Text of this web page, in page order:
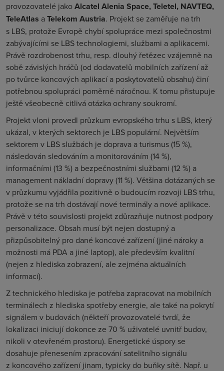
provozovatelé jakoAlcatel Alenia Space, Teletel, NAVTEQ,
TeleAtlas aTelekom Austria. Projekt se zaměřuje na trh
s LBS, protože Evropě chybí spolupráce mezi společnostmi
zabývajícími se LBS technologiemi, službami a aplikacemi.
Právě rozdrobenost trhu, resp. dlouhý řetězec vzájemně na
sobě závislých hráčů (od dodavatelů mobilních zařízení až
po tvůrce koncových aplikací a poskytovatelů obsahu) činí
potřebnou spolupráci poměrně náročnou. K tomu přistupuje
ještě všeobecně citlivá otázka ochrany soukromí.
Projekt vloni provedl průzkum evropského trhu s LBS, který
ukázal, v kterých sektorech je LBS populární. Největším
sektorem v LBS službách je doprava a turismus (15 %),
následován sledováním a monitorováním (14 %),
informačními (13 %) a bezpečnostními službami (12 %) a
management nákladní dopravy (11 %). Většina dotázaných se
v průzkumu vyjádřila pozitivně o budoucím rozvoji LBS trhu,
protože se na trh dostávají nové terminály a nové aplikace.
Právě v této souvislosti projekt zdůrazňuje nutnost podpory
personalizace. Obsah musí být nejen dostupný a
přizpůsobitelný pro dané koncové zařízení (jiné nároky a
možnosti má PDA a jiné laptop), ale především kvalitní
(nejen z hlediska zobrazení, ale zejména aktuálních
informací).
Z technického hlediska je potřeba zapracovat na mobilních
terminálech z hlediska spotřeby energie, ale také na pokrytí
signálem v budovách (někteří provozovatelé tvrdí, že
lokalizaci iniciují dokonce ze 70 % uživatelé uvnitř budov,
nikoli v otevřeném prostoru). Energetické úspory se
dosahuje přenesením zpracování satelitního signálu
z koncového zařízení jinam, typicky do buňky sítě. Např. u